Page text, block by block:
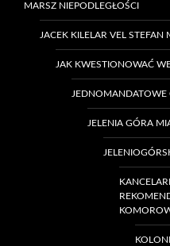
MARSZ NIEPODLEGŁOŚCI
JACEK KILELAR VEL STEFAN
JAK KWESTIONOWAĆ
JEDNOMANDATOWE
JELENIA GÓRA